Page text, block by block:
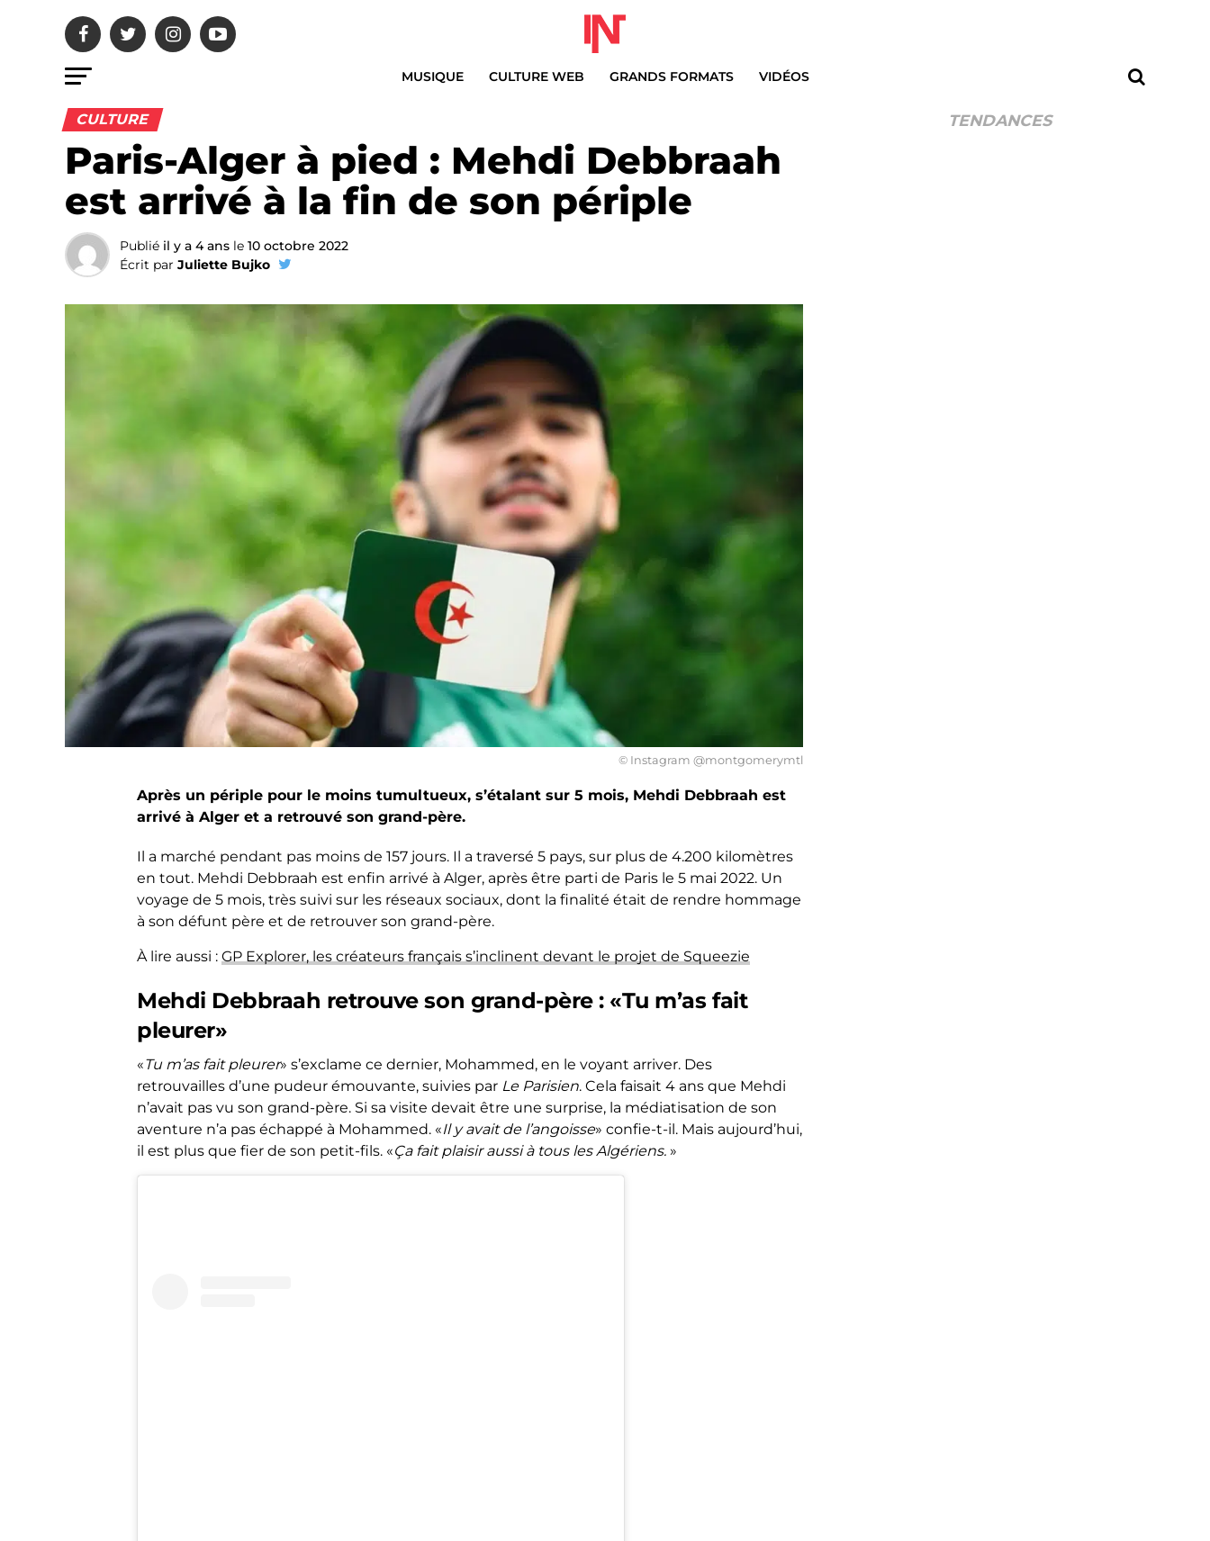
MUSIQUE CULTURE WEB GRANDS FORMATS VIDÉOS
CULTURE
Paris-Alger à pied : Mehdi Debbraah
est arrivé à la fin de son périple
Publié il y a 4 ans le 10 octobre 2022
Écrit par Juliette Bujko
© Instagram @montgomerymtl
Après un périple pour le moins tumultueux, s’étalant sur 5 mois, Mehdi Debbraah est
arrivé à Alger et a retrouvé son grand-père.
Il a marché pendant pas moins de 157 jours. Il a traversé 5 pays, sur plus de 4.200 kilomètres
en tout. Mehdi Debbraah est enfin arrivé à Alger, après être parti de Paris le 5 mai 2022. Un
voyage de 5 mois, très suivi sur les réseaux sociaux, dont la finalité était de rendre hommage
à son défunt père et de retrouver son grand-père.
À lire aussi : GP Explorer, les créateurs français s’inclinent devant le projet de Squeezie
Mehdi Debbraah retrouve son grand-père : «Tu m’as fait
pleurer»
«Tu m’as fait pleurer» s’exclame ce dernier, Mohammed, en le voyant arriver. Des
retrouvailles d’une pudeur émouvante, suivies par Le Parisien. Cela faisait 4 ans que Mehdi
n’avait pas vu son grand-père. Si sa visite devait être une surprise, la médiatisation de son
aventure n’a pas échappé à Mohammed. «Il y avait de l’angoisse» confie-t-il. Mais aujourd’hui,
il est plus que fier de son petit-fils. «Ça fait plaisir aussi à tous les Algériens. »
TENDANCES